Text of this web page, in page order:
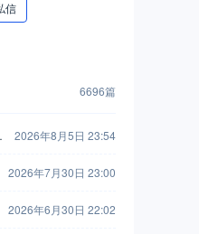
信
6696篇
2026年8月5日 23:54
2026年7月30日 23:00
2026年6月30日 22:02